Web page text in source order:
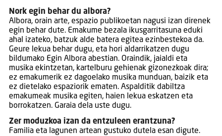
Nork egin behar du albora?
Albora, orain arte, espazio publikoetan nagusi izan direnek
egin behar dute. Emakume bezala ikusgarritasuna eduki
ahal izateko, batzuk alde batera egitea ezinbestekoa da.
Geure lekua behar dugu, eta hori aldarrikatzen dugu
bildumako Egin Albora abestian. Oraindik, jaialdi eta
musika ekintzetan, kartelburu gehienak gizonezkoak dira;
ez emakumerik ez dagoelako musika munduan, baizik eta
ez dietelako espaziorik ematen. Aspalditik dabiltza
emakumeak musika egiten, haien lekua eskatzen eta
borrokatzen. Garaia dela uste dugu.
Zer moduzkoa izan da entzuleen erantzuna?
Familia eta lagunen artean gustuko dutela esan digute.